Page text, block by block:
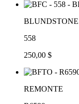
BLUNDSTONE
558
250,00 $
REMONTE